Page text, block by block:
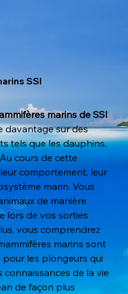
SSI
marins de SSI
davantage sur des
tels que les dauphins,
cours de cette
comportement, leur
marin. Vous
de manière
lors de vos sorties
vous comprendrez
marins sont
les plongeurs qui
de la vie
de façon plus